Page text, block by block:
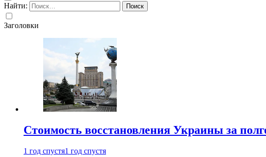
Найти:
Заголовки
Стоимость восстановления Украины за
1 год спустя1 год спустя